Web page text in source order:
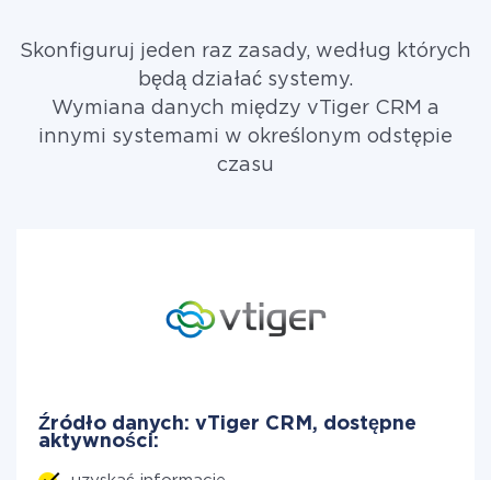
Skonfiguruj jeden raz zasady, według których
będą działać systemy.
Wymiana danych między vTiger CRM a
innymi systemami w określonym odstępie
czasu
Źródło danych: vTiger CRM, dostępne
aktywności: